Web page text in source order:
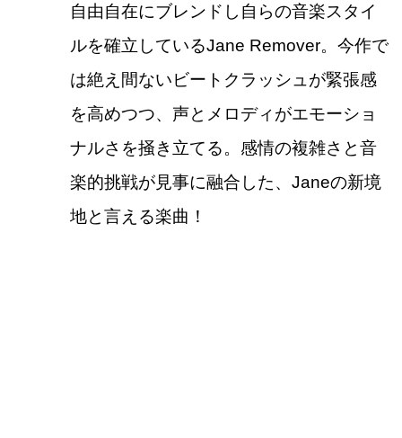
自由自在にブレンドし自らの音楽スタイ
ルを確立しているJane Remover。今作で
は絶え間ないビートクラッシュが緊張感
を高めつつ、声とメロディがエモーショ
ナルさを掻き立てる。感情の複雑さと音
楽的挑戦が見事に融合した、Janeの新境
地と言える楽曲！